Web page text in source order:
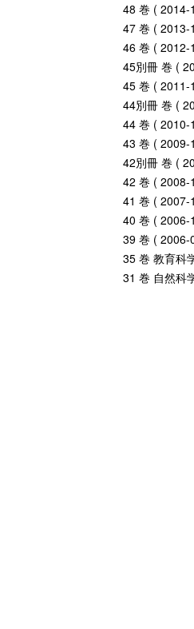
48 巻 ( 2014-
47 巻 ( 2013-
46 巻 ( 2012-
45別冊 巻 (
45 巻 ( 2011-
44別冊 巻 (
44 巻 ( 2010-
43 巻 ( 2009-
42別冊 巻 (
42 巻 ( 2008-
41 巻 ( 2007-
40 巻 ( 2006-
39 巻 ( 2006-
35 巻 教育科
31 巻 自然科